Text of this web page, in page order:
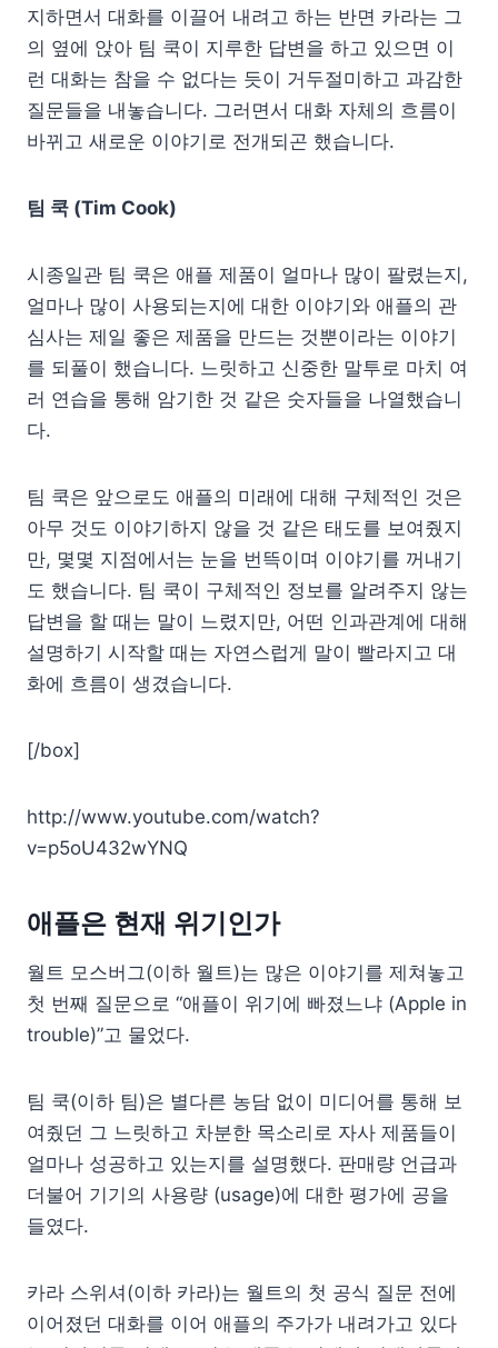
지하면서 대화를 이끌어 내려고 하는 반면 카라는 그
의 옆에 앉아 팀 쿡이 지루한 답변을 하고 있으면 이
런 대화는 참을 수 없다는 듯이 거두절미하고 과감한
질문들을 내놓습니다. 그러면서 대화 자체의 흐름이
바뀌고 새로운 이야기로 전개되곤 했습니다.
팀 쿡 (Tim Cook)
시종일관 팀 쿡은 애플 제품이 얼마나 많이 팔렸는지,
얼마나 많이 사용되는지에 대한 이야기와 애플의 관
심사는 제일 좋은 제품을 만드는 것뿐이라는 이야기
를 되풀이 했습니다. 느릿하고 신중한 말투로 마치 여
러 연습을 통해 암기한 것 같은 숫자들을 나열했습니
다.
팀 쿡은 앞으로도 애플의 미래에 대해 구체적인 것은
아무 것도 이야기하지 않을 것 같은 태도를 보여줬지
만, 몇몇 지점에서는 눈을 번뜩이며 이야기를 꺼내기
도 했습니다. 팀 쿡이 구체적인 정보를 알려주지 않는
답변을 할 때는 말이 느렸지만, 어떤 인과관계에 대해
설명하기 시작할 때는 자연스럽게 말이 빨라지고 대
화에 흐름이 생겼습니다.
[/box]
http://www.youtube.com/watch?
v=p5oU432wYNQ
애플은 현재 위기인가
월트 모스버그(이하 월트)는 많은 이야기를 제쳐놓고
첫 번째 질문으로 “애플이 위기에 빠졌느냐 (Apple in
trouble)”고 물었다.
팀 쿡(이하 팀)은 별다른 농담 없이 미디어를 통해 보
여줬던 그 느릿하고 차분한 목소리로 자사 제품들이
얼마나 성공하고 있는지를 설명했다. 판매량 언급과
더불어 기기의 사용량 (usage)에 대한 평가에 공을
들였다.
카라 스위셔(이하 카라)는 월트의 첫 공식 질문 전에
이어졌던 대화를 이어 애플의 주가가 내려가고 있다